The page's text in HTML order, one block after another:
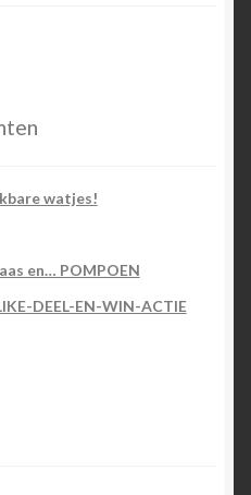
watjes!
en… POMPOEN
DEEL-EN-WIN-ACTIE